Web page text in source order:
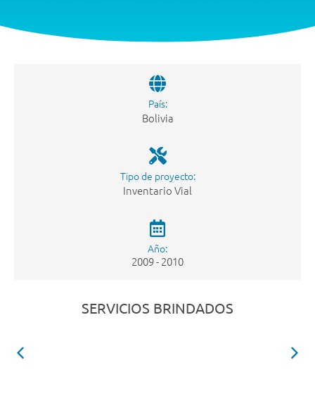
País:
Bolivia
Tipo de proyecto:
Inventario Vial
Año:
2009 - 2010
SERVICIOS BRINDADOS